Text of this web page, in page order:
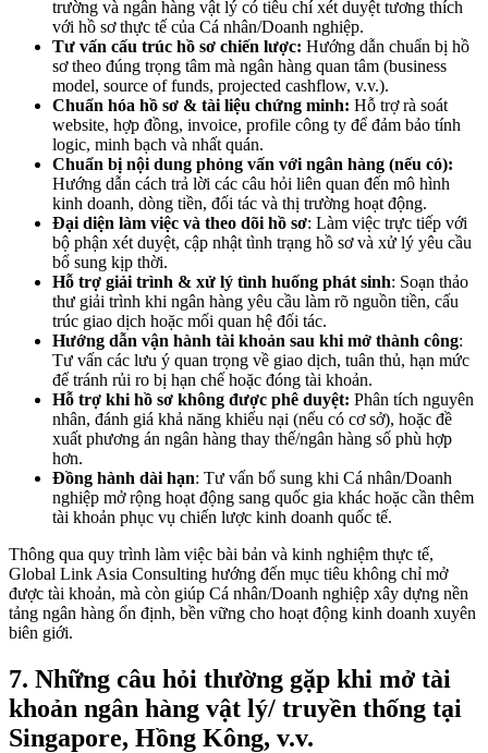
trường và ngân hàng vật lý có tiêu chí xét duyệt tương thích
với hồ sơ thực tế của Cá nhân/Doanh nghiệp.
Tư vấn cấu trúc hồ sơ chiến lược: Hướng dẫn chuẩn bị hồ
sơ theo đúng trọng tâm mà ngân hàng quan tâm (business
model, source of funds, projected cashflow, v.v.).
Chuẩn hóa hồ sơ & tài liệu chứng minh: Hỗ trợ rà soát
website, hợp đồng, invoice, profile công ty để đảm bảo tính
logic, minh bạch và nhất quán.
Chuẩn bị nội dung phỏng vấn với ngân hàng (nếu có):
Hướng dẫn cách trả lời các câu hỏi liên quan đến mô hình
kinh doanh, dòng tiền, đối tác và thị trường hoạt động.
Đại diện làm việc và theo dõi hồ sơ: Làm việc trực tiếp với
bộ phận xét duyệt, cập nhật tình trạng hồ sơ và xử lý yêu cầu
bổ sung kịp thời.
Hỗ trợ giải trình & xử lý tình huống phát sinh: Soạn thảo
thư giải trình khi ngân hàng yêu cầu làm rõ nguồn tiền, cấu
trúc giao dịch hoặc mối quan hệ đối tác.
Hướng dẫn vận hành tài khoản sau khi mở thành công:
Tư vấn các lưu ý quan trọng về giao dịch, tuân thủ, hạn mức
để tránh rủi ro bị hạn chế hoặc đóng tài khoản.
Hỗ trợ khi hồ sơ không được phê duyệt: Phân tích nguyên
nhân, đánh giá khả năng khiếu nại (nếu có cơ sở), hoặc đề
xuất phương án ngân hàng thay thế/ngân hàng số phù hợp
hơn.
Đồng hành dài hạn: Tư vấn bổ sung khi Cá nhân/Doanh
nghiệp mở rộng hoạt động sang quốc gia khác hoặc cần thêm
tài khoản phục vụ chiến lược kinh doanh quốc tế.
Thông qua quy trình làm việc bài bản và kinh nghiệm thực tế,
Global Link Asia Consulting hướng đến mục tiêu không chỉ mở
được tài khoản, mà còn giúp Cá nhân/Doanh nghiệp xây dựng nền
tảng ngân hàng ổn định, bền vững cho hoạt động kinh doanh xuyên
biên giới.
7. Những câu hỏi thường gặp khi mở tài
khoản ngân hàng vật lý/ truyền thống tại
Singapore, Hồng Kông, v.v.